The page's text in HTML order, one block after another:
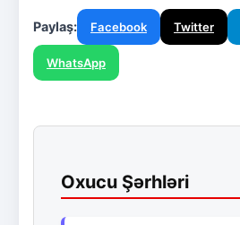
Paylaş: Facebook Twitter
WhatsApp
Oxucu Şərhləri